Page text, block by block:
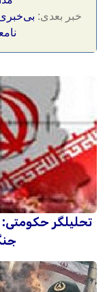
خبر بعدی:
تحلیلگر